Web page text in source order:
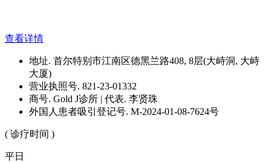
查看详情
地址. 首尔特别市江南区德黑兰路408, 8层(大峙洞, 大峙
大厦)
营业执照号. 821-23-01332
商号. Gold J诊所 | 代表. 李贤珠
外国人患者吸引登记号. M-2024-01-08-7624号
( 诊疗时间 )
平日